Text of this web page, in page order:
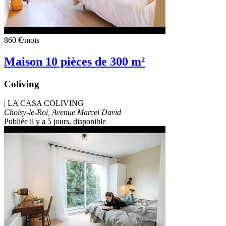
860 €/mois
Maison 10 pièces de 300 m²
Coliving
LA CASA COLIVING
Choisy-le-Roi, Avenue Marcel David
Publiée il y a 5 jours, disponible